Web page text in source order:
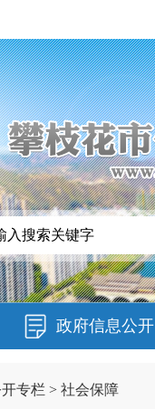
政府信息公开
专栏 > 社会保障